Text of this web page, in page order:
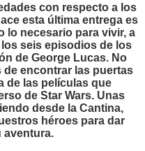
con respecto a los
esta última entrega es
lo necesario para vivir, a
seis episodios de los
de George Lucas. No
encontrar las puertas
de las películas que
de Star Wars. Unas
desde la Cantina,
héroes para dar
aventura.